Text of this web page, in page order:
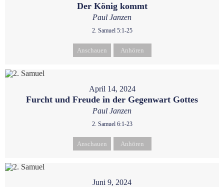
Der König kommt
Paul Janzen
2. Samuel 5:1-25
Anschauen Anhören
April 14, 2024
Furcht und Freude in der Gegenwart Gottes
Paul Janzen
2. Samuel 6:1-23
Anschauen Anhören
Juni 9, 2024